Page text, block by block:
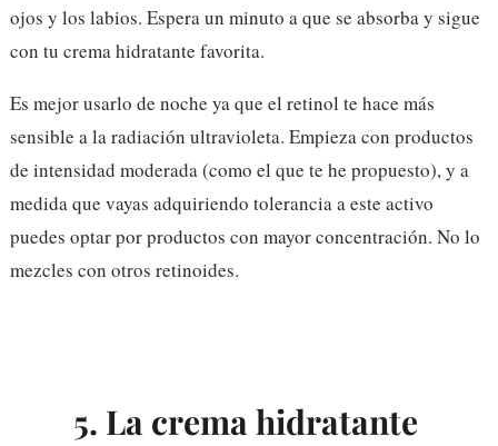
ojos y los labios. Espera un minuto a que se absorba y sigue
con tu crema hidratante favorita.
Es mejor usarlo de noche ya que el retinol te hace más
sensible a la radiación ultravioleta. Empieza con productos
de intensidad moderada (como el que te he propuesto), y a
medida que vayas adquiriendo tolerancia a este activo
puedes optar por productos con mayor concentración. No lo
mezcles con otros retinoides.
5. La crema hidratante